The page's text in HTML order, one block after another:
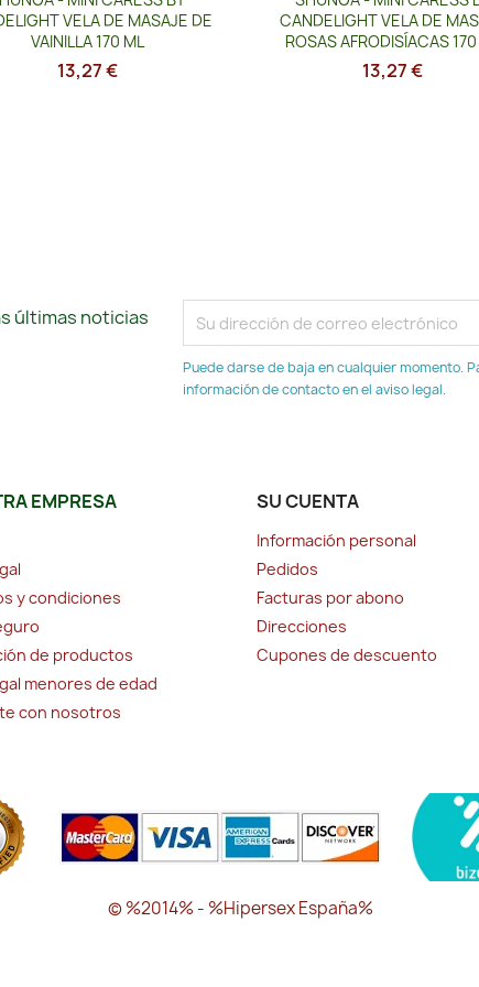
VELA DE MASAJE DE
VAINILLA 170 ML
13,27 €
CANDELIGHT VELA DE
ROSAS AFRODISÍACAS 170
13,27 €
últimas noticias
Puede darse de baja en cualquier momento.
información de contacto en el aviso legal.
EMPRESA
y condiciones
de productos
menores de edad
con nosotros
SU CUENTA
Información personal
Pedidos
Facturas por abono
Direcciones
Cupones de descuento
© %2014% - %Hipersex España%